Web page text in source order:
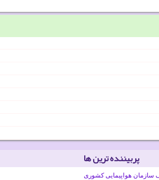
پربیننده ترین ها
سازمان هواپیمایی کشوری